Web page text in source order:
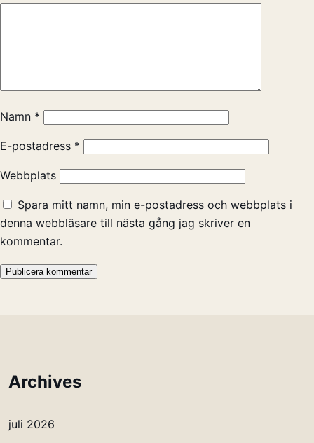
Namn *
E-postadress *
Webbplats
Spara mitt namn, min e-postadress och webbplats i
denna webbläsare till nästa gång jag skriver en
kommentar.
Archives
juli 2026